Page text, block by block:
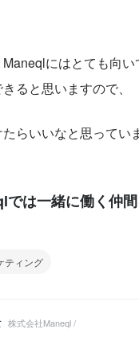
にはとても向
ると思いますので、
らいいなと思ってい
では一緒に働く仲
ティング
株式会社Maneql /